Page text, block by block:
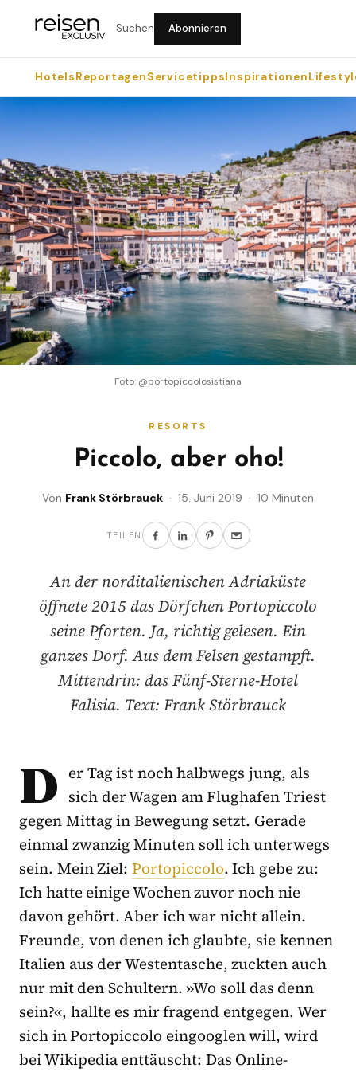
Suchen Abonnieren
HotelsReportagenServicetippsInspirationen
Foto: @portopiccolosistiana
RESORTS
Piccolo, aber oho!
Von Frank Störbrauck · 15. Juni 2019 · 10 Minuten
TEILEN
An der norditalienischen Adriaküste
öffnete 2015 das Dörfchen Portopiccolo
seine Pforten. Ja, richtig gelesen. Ein
ganzes Dorf. Aus dem Felsen gestampft.
Mittendrin: das Fünf-Sterne-Hotel
Falisia. Text: Frank Störbrauck
D er Tag ist noch halbwegs jung, als
sich der Wagen am Flughafen Triest
gegen Mittag in Bewegung setzt. Gerade
einmal zwanzig Minuten soll ich unterwegs
sein. Mein Ziel: Portopiccolo. Ich gebe zu:
Ich hatte einige Wochen zuvor noch nie
davon gehört. Aber ich war nicht allein.
Freunde, von denen ich glaubte, sie kennen
Italien aus der Westentasche, zuckten auch
nur mit den Schultern. »Wo soll das denn
sein?«, hallte es mir fragend entgegen. Wer
sich in Portopiccolo eingooglen will, wird
bei Wikipedia enttäuscht: Das Online-